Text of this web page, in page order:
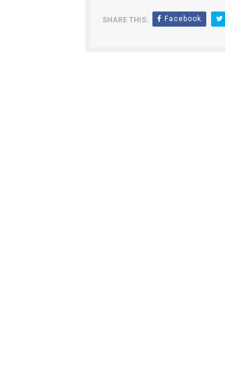
SHARE THIS: Facebook